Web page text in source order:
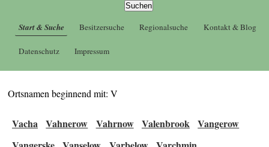
Start & Suche Besitzersuche Regionalsuche Kontakt & Blog
Datenschutz Impressum
Ortsnamen beginnend mit: V
Vacha Vahnerow Vahrnow Valenbrook
Vangerow